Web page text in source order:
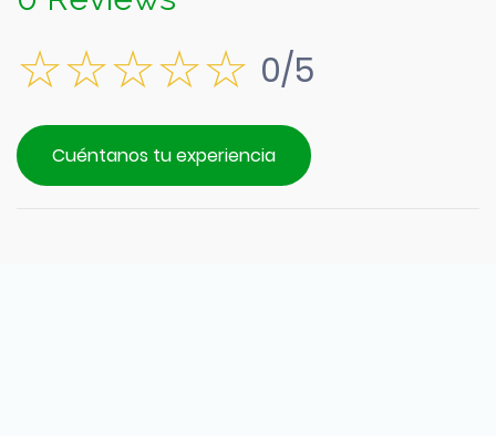
0/5
Cuéntanos tu experiencia